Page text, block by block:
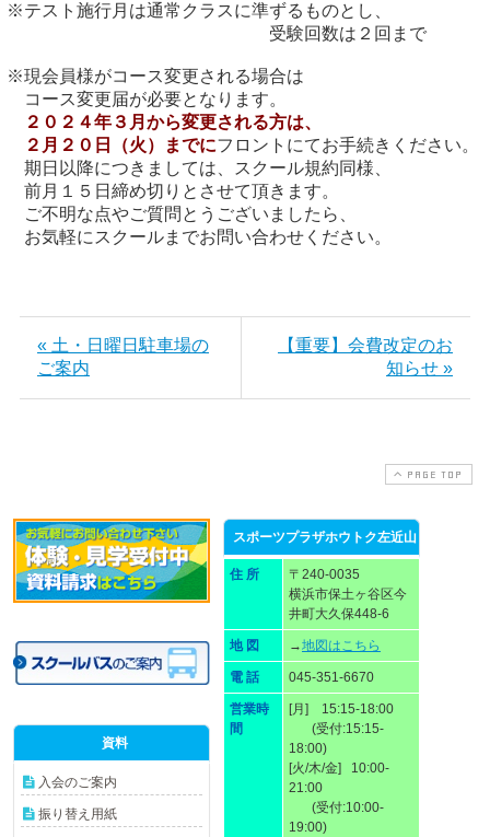
※テスト施行月は通常クラスに準ずるものとし、
受験回数は２回まで
※現会員様がコース変更される場合は
２０２４年３月から変更される方は、
２月２０日（火）までにフロントにてお手続きください。
期日以降につきましては、スクール規約同様、
前月１５日締め切りとさせて頂きます。
ご不明な点やご質問とうございましたら、
お気軽にスクールまでお問い合わせください。
« 土・日曜日駐車場の
ご案内
【重要】会費改定のお
知らせ »
PAGE TOP
スポーツプラザホウトク左近山
住 所
〒240-0035
横浜市保土ヶ谷区今
井町大久保448-6
地 図 →地図はこちら
電 話 045-351-6670
営業時
間
[月] 15:15-18:00
(受付:15:15-
18:00)
[火/木/金] 10:00-
21:00
(受付:10:00-
19:00)
資料
入会のご案内
振り替え用紙